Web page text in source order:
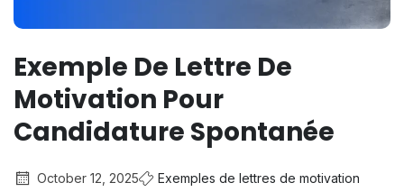
Exemple De Lettre De
Motivation Pour
Candidature Spontanée
October 12, 2025
Exemples de lettres de motivation